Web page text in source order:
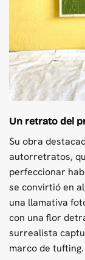
Un retrato del
Su obra
autorretratos,
perfeccionar
se convirtió en
una llamativa
con una flor
surrealista
marco de tufting.